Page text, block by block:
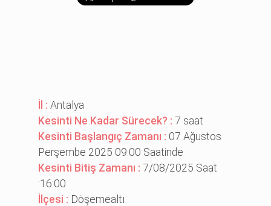
İl :Antalya
Kesinti Ne Kadar Sürecek? :7 saat
Kesinti Başlangıç Zamanı : 07 Ağustos
Perşembe 2025 09:00 Saatinde
Kesinti Bitiş Zamanı :7/08/2025 Saat
:16:00
İlçesi : Döşemealtı